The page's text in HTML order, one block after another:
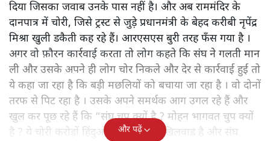
दिया जिसका जवाब उनके पास नहीं है। और अब राममंदिर के
दानपात्र में चोरी, जिसे ट्रस्ट से जुड़े प्रधानमंत्री के बेहद करीबी नृपेंद्र
मिश्रा खुली डकैती कह रहे हैं। आरएसएस बुरी तरह फँस गया है ।
अगर वो फ़ौरन कार्रवाई करता तो लोग कहते कि संघ ने गलती मान
ली और उसके अपने ही लोग चोर निकले और देर से कार्रवाई हुई तो
ये कहा जा रहा है कि बड़ी मछलियों को बचाया जा रहा है । वो दोनों
तरफ से पिट रहा है । उसके अपने समर्थक आग उगल रहे हैं और
खुल कर पूछ रहे हैं कि “संघ चुप क्यों है ? मोहन भागवत चुप क्यों
है ? ये चोरी करोड़ों हिंदुओं की आस्था से खिलवाड़ है और संघ
और पढ़ें